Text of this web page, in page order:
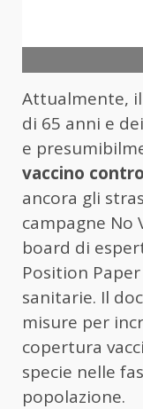
Attualmente,
di 65 anni e
e
vaccino
ancora gli
campagne No
board di
Position
sanitarie. Il
misure per
copertura
specie nelle
popolazione.